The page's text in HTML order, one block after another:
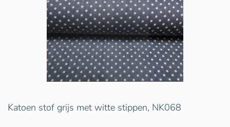
Katoen stof grijs met witte stippen, NK068